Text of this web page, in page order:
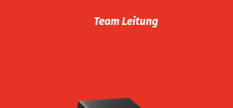
Team Leitung
Wir sind RIA.